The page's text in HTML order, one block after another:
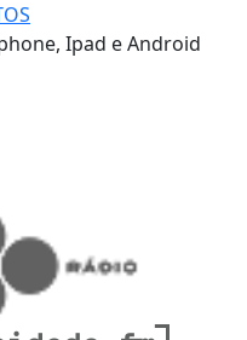
Ipad e Android